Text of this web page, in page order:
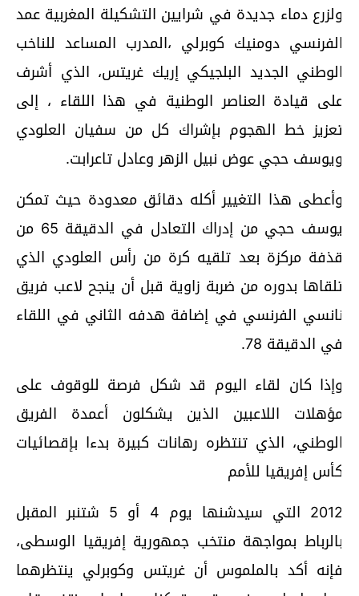
دماء جديدة في شرايين التشكيلة المغربية عمد
دومنيك كوبرلي ،المدرب المساعد للناخب
الجديد البلجيكي إريك غريتس، الذي أشرف
قيادة العناصر الوطنية في هذا اللقاء ، إلى
خط الهجوم بإشراك كل من سفيان العلودي
حجي عوض نبيل الزهر وعادل تاعرابت.
هذا التغيير أكله دقائق معدودة حيث تمكن
يوسف حجي من إدراك التعادل في الدقيقة 65 من
مركزة بعد تلقيه كرة من رأس العلودي الذي
بدوره من ضربة زاوية قبل أن ينجح لاعب فريق
الفرنسي في إضافة هدفه الثاني في اللقاء
الدقيقة 78.
كان لقاء اليوم قد شكل فرصة للوقوف على
اللاعبين الذين يشكلون أعمدة الفريق
الذي تنتظره رهانات كبيرة بدءا بإقصائيات
إفريقيا للأمم
2012 التي سيدشنها يوم 4 أو 5 شتنبر المقبل
بمواجهة منتخب جمهورية إفريقيا الوسطى،
أكد بالملموس أن غريتس وكوبرلي ينتظرهما